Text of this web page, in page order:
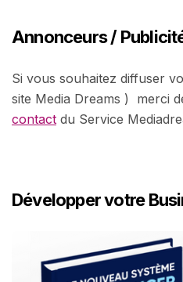
Annonceurs /
Si vous souhaitez diffuser
site Media Dreams ) merci
contact du Service
Développer votre